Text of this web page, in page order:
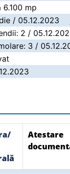
6.100 mp
/ 05.12.2023
2 /
3 /
Atestare